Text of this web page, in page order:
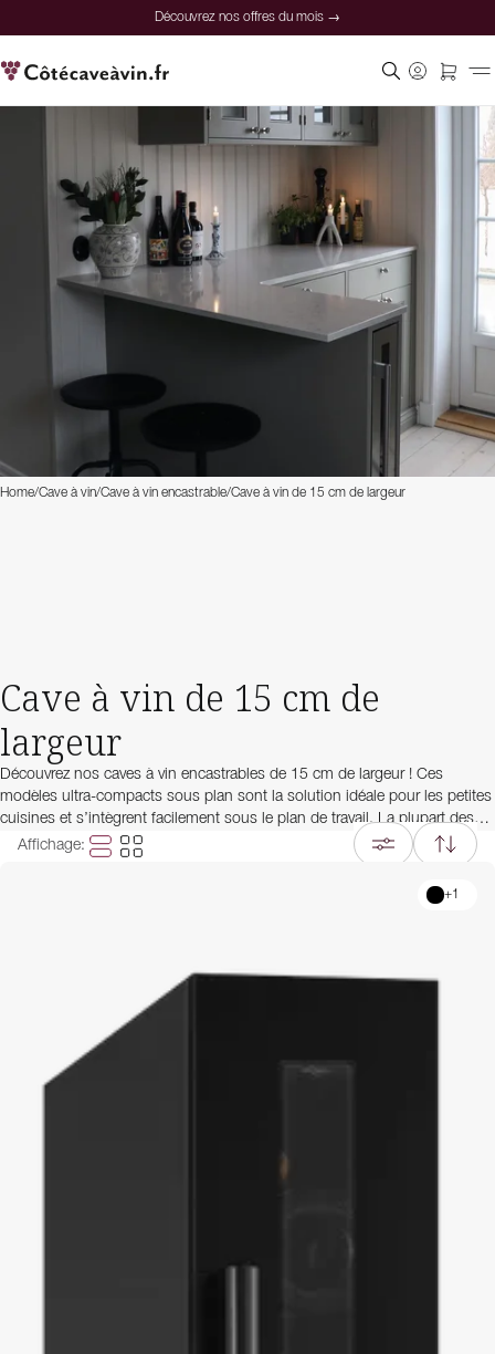
Découvrez nos offres du mois →
Home/Cave à vin/Cave à vin encastrable/Cave à vin de 15 cm de largeur
Cave à vin de 15 cm de
largeur
Découvrez nos caves à vin encastrables de 15 cm de largeur ! Ces
modèles ultra-compacts sous plan sont la solution idéale pour les petites
cuisines et s’intègrent facilement sous le plan de travail. La plupart des
caves à vin de cette taille peuvent accueillir entre 7 et 8 bouteilles.
Toutefois, notre gamme comprend également des modèles dotés des
dernières technologies, capables de stocker jusqu’à 10 bouteilles malgré
leurs dimensions réduites. Quel que soit le nombre de bouteilles, ces
Quelle que soit leur taille, nos caves à vin garantissent des conditions de
conservation optimales, en assurant une température stable, des
vibrations minimales, une protection contre la lumière et une atmosphère
neutre en odeurs. Si vous souhaitez agrandir votre collection, nous
proposons également des caves à vin encastrables plus larges,
Affichage:
+1